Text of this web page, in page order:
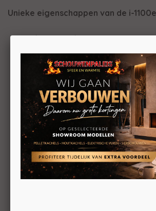
Unieke eigenschappen van de i-
U kunt met de nieuwe C&J
van het vuur vanaf uw mobiele
met inbegrip van de twee nieuwe
knettergeluidseffecten.
Naast de standaard
kiezen tussen de optionele
de gevierendeelde gesplitste
de hand van deze optionele
de look van uw vuur veranderen.
Spannend realistisch LiveFlame-
kleurenmogelijkheden, elk
stemmingsinstellingen. De
bieden vijf verschillende
vlamhoogtes.
Realistische brandstofbodem
flakkering die negen
stemmingsinstellingen levert. Kies
natuurlijk oranje of een van de
die bij uw stemming passen. U